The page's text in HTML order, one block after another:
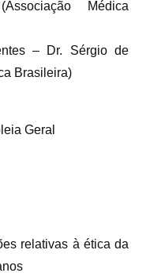
Médica
– Dr. Sérgio de
Brasileira)
Geral
relativas à ética da